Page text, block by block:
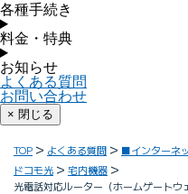
各種手続き
料金・特典
お知らせ
よくある質問
お問い合わせ
× 閉じる
TOP よくある質問 ■インターネ
ドコモ光
宅内機器
光電話対応ルーター（ホームゲートウ